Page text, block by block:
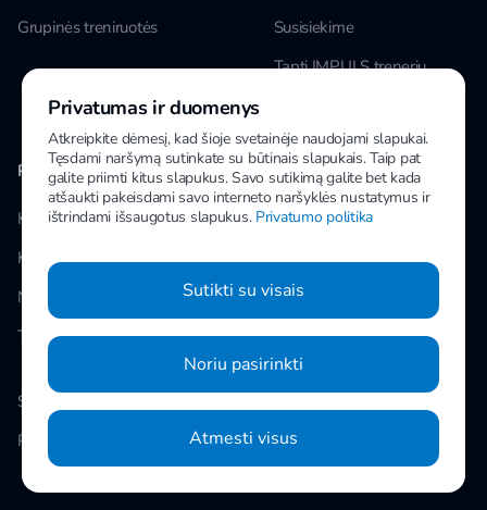
Grupinės treniruotės
Susisiekime
Tapti IMPULS treneriu
PAPILDOMA INFORMACIJA
Klubai
Kainos
Naujienos
Taisyklės
MANO IMPULS
Facebook
Instagram
Slapukų nustatymai
Privatumo politika
Privatumas ir duomenys
Atkreipkite dėmesį, kad šioje svetainėje naudojami slapukai.
Tęsdami naršymą sutinkate su būtinais slapukais. Taip pat
galite priimti kitus slapukus. Savo sutikimą galite bet kada
atšaukti pakeisdami savo interneto naršyklės nustatymus ir
ištrindami išsaugotus slapukus. Privatumo politika
Sutikti su visais
Noriu pasirinkti
Atmesti visus